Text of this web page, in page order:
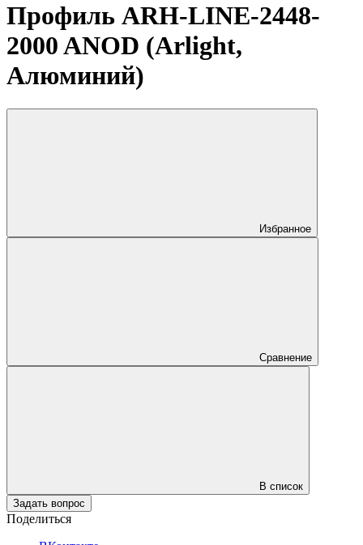
Профиль ARH-LINE-2448-
2000 ANOD (Arlight,
Алюминий)
Избранное
Сравнение
В список
Задать вопрос
Поделиться